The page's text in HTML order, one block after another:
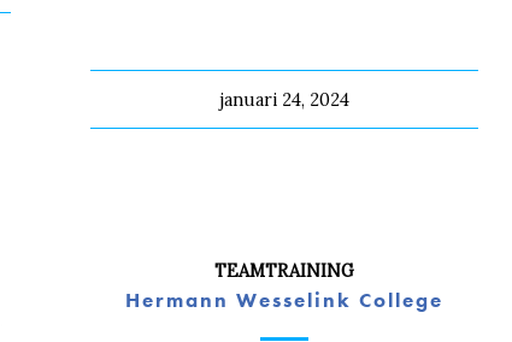
januari 24, 2024
TEAMTRAINING
Hermann Wesselink College